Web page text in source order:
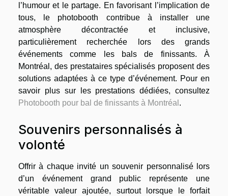
l’humour et le partage. En favorisant l’implication de
tous, le photobooth contribue à installer une
atmosphère décontractée et inclusive,
particulièrement recherchée lors des grands
événements comme les bals de finissants. À
Montréal, des prestataires spécialisés proposent des
solutions adaptées à ce type d’événement. Pour en
savoir plus sur les prestations dédiées, consultez
Photobooth pour bal de finissants à Montréal .
Souvenirs personnalisés à
volonté
Offrir à chaque invité un souvenir personnalisé lors
d’un événement grand public représente une
véritable valeur ajoutée, surtout lorsque le forfait